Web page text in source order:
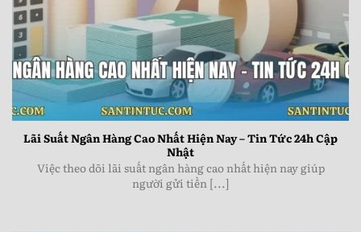
Lãi Suất Ngân Hàng Cao Nhất Hiện Nay - Tin Tức 24h
Cập Nhật
Lãi Suất Ngân Hàng Cao Nhất Hiện Nay – Tin Tức 24h Cập
Nhật
Việc theo dõi lãi suất ngân hàng cao nhất hiện nay giúp
người gửi tiền [...]